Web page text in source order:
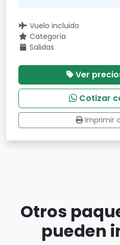
Vuelo incluido
Categoría
Salidas
Ver
Cotizar
Imprimir
Otros
pueden